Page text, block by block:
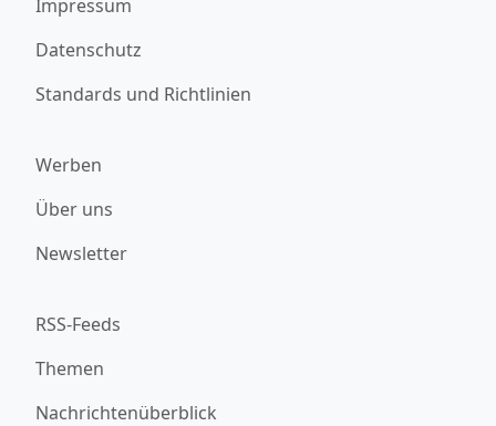
Impressum
Datenschutz
Standards und Richtlinien
Werben
Über uns
Newsletter
RSS-Feeds
Themen
Nachrichtenüberblick